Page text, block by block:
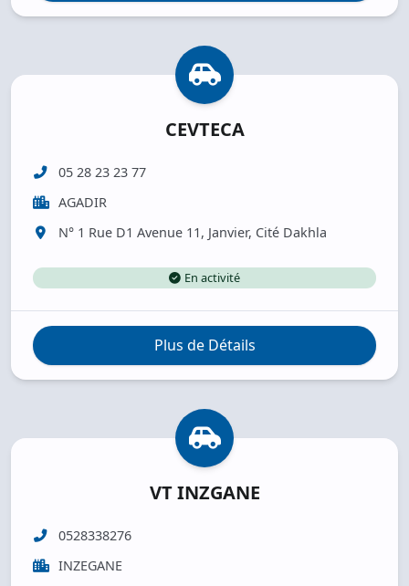
CEVTECA
05 28 23 23 77
AGADIR
N° 1 Rue D1 Avenue 11, Janvier, Cité Dakhla
En activité
Plus de Détails
VT INZGANE
0528338276
INZEGANE